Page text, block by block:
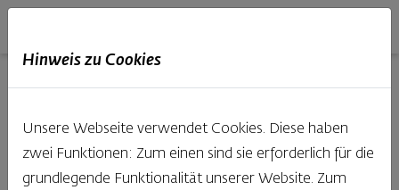
Backstube entdecken
Was gibt es Schöneres, als bei Brot & Gebäck die Qual
Hinweis zu Cookies
Unsere Webseite verwendet Cookies. Diese haben
zwei Funktionen: Zum einen sind sie erforderlich für die
grundlegende Funktionalität unserer Website. Zum